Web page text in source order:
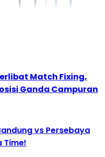
Match Fixing,
Ganda Campuran
vs Persebaya
Time!